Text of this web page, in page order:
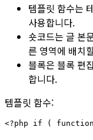
템플릿 함수는
사용합니다.
숏코드는 글 본
른 영역에 배치
블록은 블록 편
합니다.
템플릿 함수: